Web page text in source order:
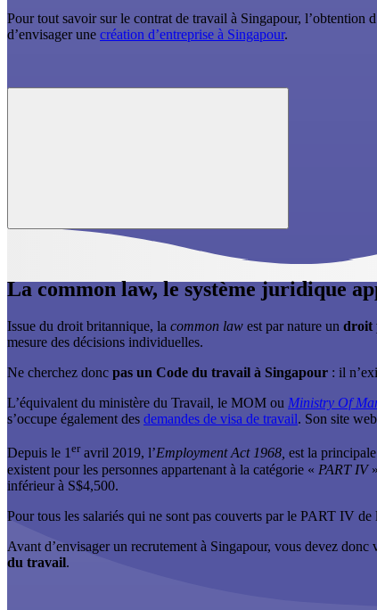
Pour tout savoir sur le contrat de travail à Singapour, l’obtention
d’envisager une création d’entreprise à Singapour.
La common law, le système juridique
Issue du droit britannique, la common law est par nature un droit
mesure des décisions individuelles.
Ne cherchez donc pas un Code du travail à Singapour : il
L’équivalent du ministère du Travail, le MOM ou Ministry Of
s’occupe également des demandes de visa de travail. Son site
Depuis le 1er avril 2019, l’Employment Act 1968, est la
existent pour les personnes appartenant à la catégorie « PART IV
inférieur à S$4,500.
Pour tous les salariés qui ne sont pas couverts par le PART IV de
Avant d’envisager un recrutement à Singapour, vous devez
du travail.